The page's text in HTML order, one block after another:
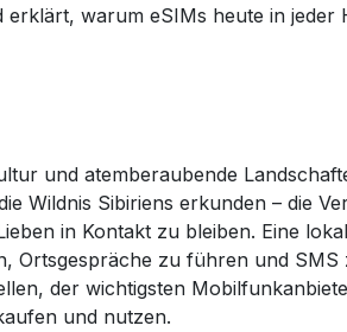
warum eSIMs heute in jeder
und atemberaubende
Wildnis Sibiriens erkunden – die
in Kontakt zu bleiben. Eine
Ortsgespräche zu führen und SMS
der wichtigsten
und nutzen.